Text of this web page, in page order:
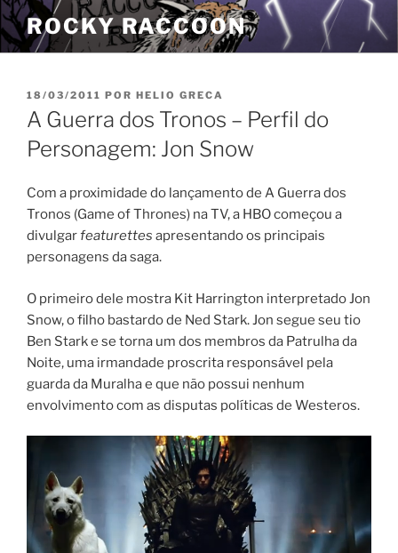
Pular
para
o
ROCKY RACCOON
PUBLICADO
EM
18/03/2011 POR HELIO GRECA
A Guerra dos Tronos – Perfil do
Personagem: Jon Snow
Com a proximidade do lançamento de A Guerra dos
Tronos (Game of Thrones) na TV, a HBO começou a
divulgarfeaturettes apresentando os principais
personagens da saga.
O primeiro dele mostra Kit Harrington interpretado Jon
Snow, o filho bastardo de Ned Stark. Jon segue seu tio
Ben Stark e se torna um dos membros da Patrulha da
Noite, uma irmandade proscrita responsável pela
guarda da Muralha e que não possui nenhum
envolvimento com as disputas políticas de Westeros.